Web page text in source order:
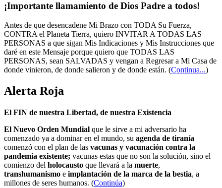
¡Importante llamamiento de Dios Padre a todos!
Antes de que desencadene Mi Brazo con TODA Su Fuerza,
CONTRA el Planeta Tierra, quiero INVITAR A TODAS LAS
PERSONAS a que sigan Mis Indicaciones y Mis Instrucciones que
daré en este Mensaje porque quiero que TODAS LAS
PERSONAS, sean SALVADAS y vengan a Regresar a Mi Casa de
donde vinieron, de donde salieron y de donde están. (Continua...)
Alerta Roja
El FIN de nuestra Libertad, de nuestra Existencia
El Nuevo Orden Mundial que le sirve a mi adversario ha
comenzado ya a dominar en el mundo, su agenda de tiranía
comenzó con el plan de las vacunas y vacunación contra la
pandemia existente; vacunas estas que no son la solución, sino el
comienzo del holocausto que llevará a la muerte,
transhumanismo e implantación de la marca de la bestia, a
millones de seres humanos. (Continúa)